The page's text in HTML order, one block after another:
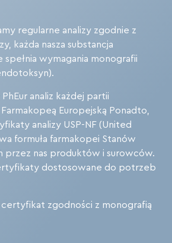
regularne analizy zgodnie z
każda nasza substancja
wymagania monografii
analiz każdej partii
Europejską Ponadto,
analizy USP-NF (United
formuła farmakopei Stanów
przez nas produktów i surowców.
dostosowane do potrzeb
zgodności z monografią